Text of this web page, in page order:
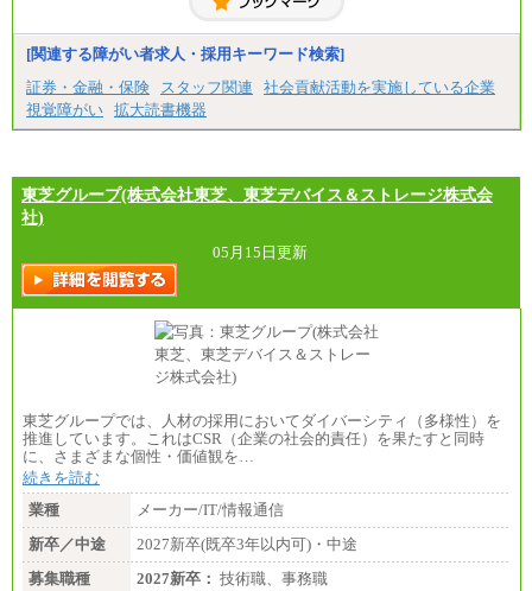
[関連する障がい者求人・採用キーワード検索]
証券・金融・保険
スタッフ関連
社会貢献活動を実施している企業
視覚障がい 拡大読書機器
東芝グループ(株式会社東芝、東芝デバイス＆ストレージ株式会
社)
05月15日更新
東芝グループでは、人材の採用においてダイバーシティ（多様性）を
推進しています。これはCSR（企業の社会的責任）を果たすと同時
に、さまざまな個性・価値観を…
続きを読む
業種
メーカー/IT/情報通信
新卒／中途
2027新卒(既卒3年以内可)・中途
募集職種
2027新卒： 技術職、事務職